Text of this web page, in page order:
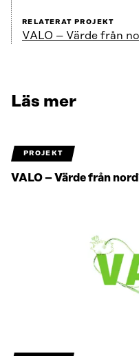
RELATERAT PROJEKT
VALO – Värde från
Läs mer
PROJEKT
VALO – Värde från